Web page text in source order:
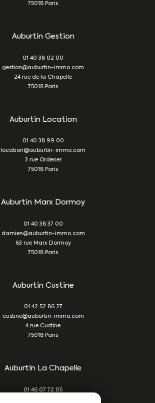
75018
Paris
Auburtin Gestion
01 40 38 02 00
gestion@auburtin-immo.com
24 rue de la Chapelle
75018
Paris
Auburtin Location
01 40 38 99 00
location@auburtin-immo.com
3 rue Ordener
75018
Paris
Auburtin Marx Dormoy
01 40 38 37 00
damien@auburtin-immo.com
63 rue Marx Dormoy
75018
Paris
Auburtin Custine
01 42 52 86 27
custine@auburtin-immo.com
4 rue Custine
75018
Paris
Auburtin La Chapelle
01 46 07 72 05